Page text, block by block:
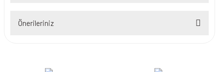
Önerileriniz
iletebilirsiniz.